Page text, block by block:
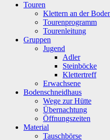
Touren
Klettern an der
Tourenprogramm
Tourenleitung
Gruppen
Jugend
Adler
Steinböcke
Klettertreff
Erwachsene
Bodenschneidhaus
Wege zur Hütte
Übernachtung
Öffnungszeiten
Material
Tauschbörse